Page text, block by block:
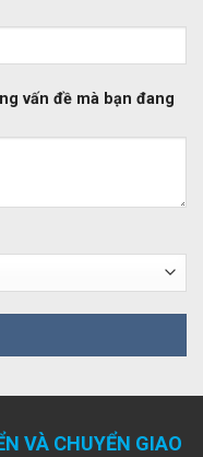
vấn đề mà bạn đang
VÀ CHUYỂN GIAO